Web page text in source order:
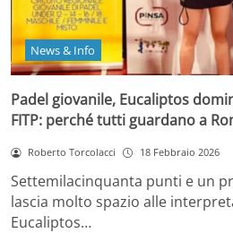
News & Info
Padel giovanile, Eucaliptos
FITP: perché tutti guardano a
Roberto Torcolacci 18 Febbraio 2026
Settemilacinquanta punti e un
lascia molto spazio alle
Eucaliptos…